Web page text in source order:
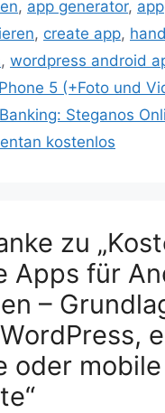
, app generator, app
, create app,
, wordpress android
5 (+Foto und
Steganos
kostenlos
zu
Apps für
–
oder mobile